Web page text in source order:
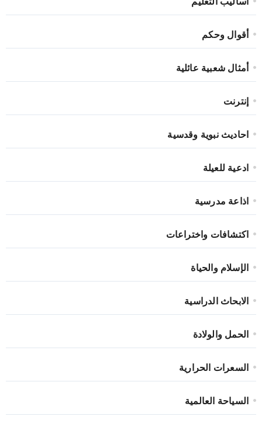
أقوال وحكم
أمثال شعبية عائلية
إنترنت
احاديث نبوية وقدسية
ادعية للعيلة
اذاعة مدرسية
اكتشافات واختراعات
الإسلام والحياة
الابحاث الدراسية
الحمل والولادة
السعرات الحرارية
السياحة العالمية